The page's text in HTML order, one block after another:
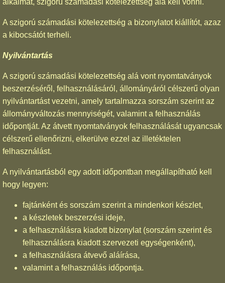
A szigorú számadási kötelezettség a bizonylatot kiállítót, azaz
a kibocsátót terheli.
Nyilvántartás
A szigorú számadási kötelezettség alá vont nyomtatványok
beszerzéséről, felhasználásáról, állományáról célszerű olyan
nyilvántartást vezetni, amely tartalmazza sorszám szerint az
állományváltozás mennyiségét, valamint a felhasználás
időpontját. Az átvett nyomtatványok felhasználását ugyancsak
célszerű ellenőrizni, elkerülve ezzel az illetéktelen
felhasználást.
A nyilvántartásból egy adott időpontban megállapítható kell
hogy legyen:
fajtánként és sorszám szerint a mindenkori készlet,
a készletek beszerzési ideje,
a felhasználásra kiadott bizonylat (sorszám szerint és
felhasználásra kiadott szervezeti egységenként),
a felhasználásra átvevő aláírása,
valamint a felhasználás időpontja.